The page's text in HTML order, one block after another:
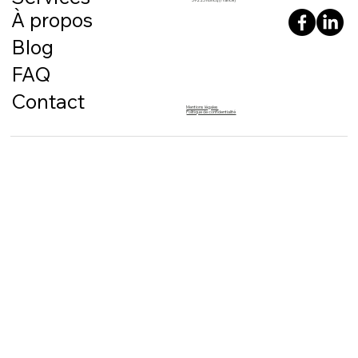
Maintenance préventive : pourquoi
anticiper coûte moins cher que réparer ?
À propos
Blog
FAQ
Contact
Mentions légales
Politique de confidentialité